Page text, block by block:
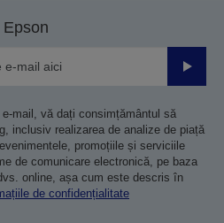
mail, vă dați consimțământul să
inclusiv realizarea de analize de piață
promoțiile și serviciile
de comunicare electronică, pe baza
online, așa cum este descris în
de confidențialitate